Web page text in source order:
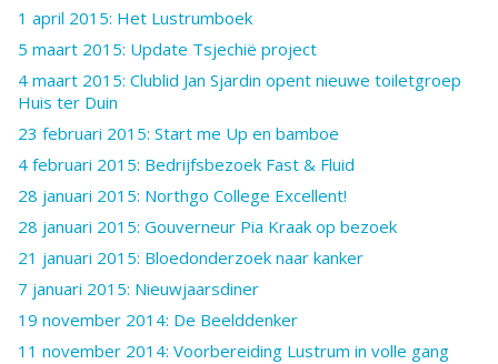
1 april 2015: Het Lustrumboek
5 maart 2015: Update Tsjechië project
4 maart 2015: Clublid Jan Sjardin opent nieuwe toiletgroep
Huis ter Duin
23 februari 2015: Start me Up en bamboe
4 februari 2015: Bedrijfsbezoek Fast & Fluid
28 januari 2015: Northgo College Excellent!
28 januari 2015: Gouverneur Pia Kraak op bezoek
21 januari 2015: Bloedonderzoek naar kanker
7 januari 2015: Nieuwjaarsdiner
19 november 2014: De Beelddenker
11 november 2014: Voorbereiding Lustrum in volle gang